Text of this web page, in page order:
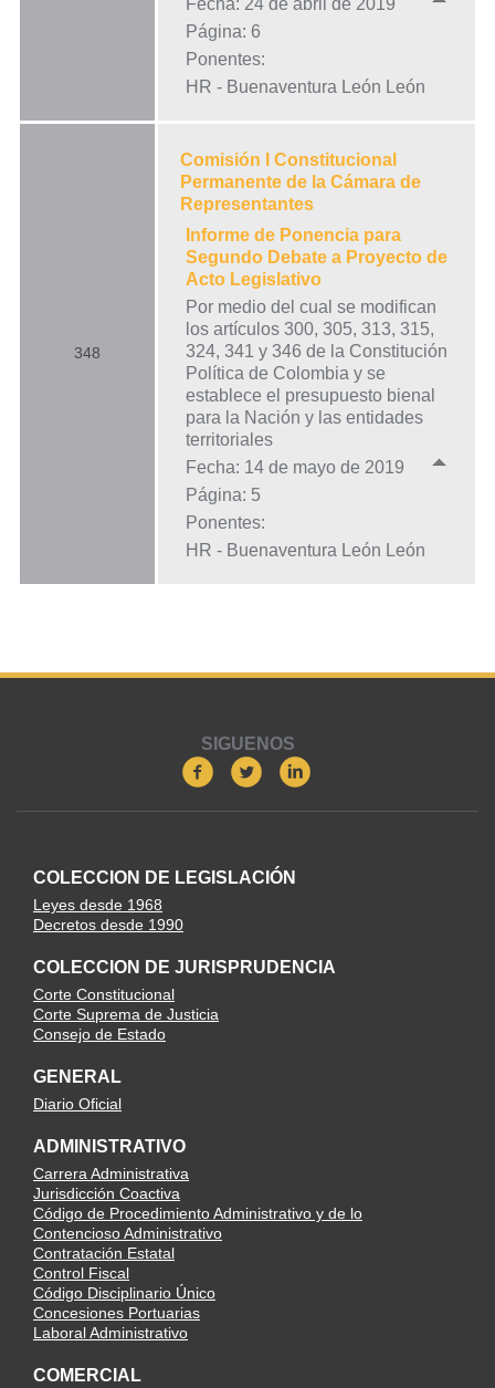
Fecha: 24 de abril de 2019
Página: 6
Ponentes:
HR - Buenaventura León León
348
Comisión I Constitucional
Permanente de la Cámara de
Representantes
Informe de Ponencia para
Segundo Debate a Proyecto de
Acto Legislativo
Por medio del cual se modifican
los artículos 300, 305, 313, 315,
324, 341 y 346 de la Constitución
Política de Colombia y se
establece el presupuesto bienal
para la Nación y las entidades
territoriales
Fecha: 14 de mayo de 2019
Página: 5
Ponentes:
HR - Buenaventura León León
SIGUENOS
COLECCION DE LEGISLACIÓN
Leyes desde 1968
Decretos desde 1990
COLECCION DE JURISPRUDENCIA
Corte Constitucional
Corte Suprema de Justicia
Consejo de Estado
GENERAL
Diario Oficial
ADMINISTRATIVO
Carrera Administrativa
Jurisdicción Coactiva
Código de Procedimiento Administrativo y de lo
Contencioso Administrativo
Contratación Estatal
Control Fiscal
Código Disciplinario Único
Concesiones Portuarias
Laboral Administrativo
COMERCIAL